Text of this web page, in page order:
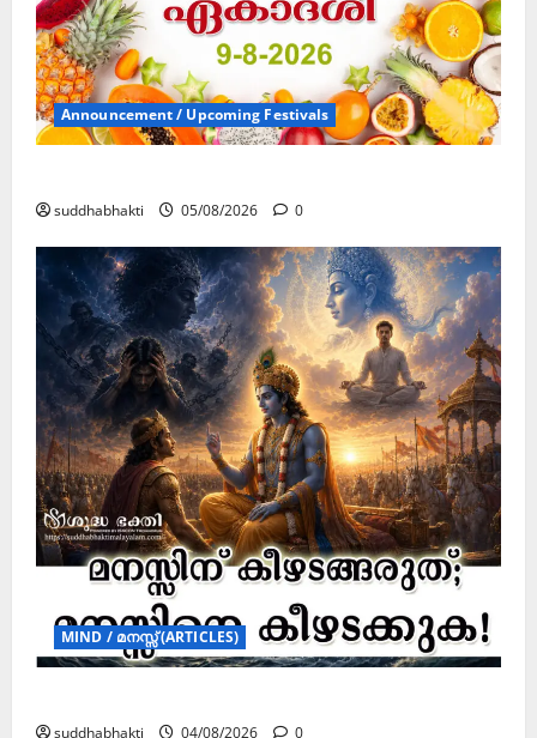
Announcement / Upcoming Festivals
suddhabhakti 05/08/2026 0
MIND / മനസ്സ് (ARTICLES)
suddhabhakti 04/08/2026 0